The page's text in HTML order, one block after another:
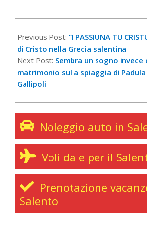
03-
10
Previous Post: “I PASSIUNA TU
di Cristo nella Grecia salentina
Next Post: Sembra un sogno invece
matrimonio sulla spiaggia di Padula
Gallipoli
Noleggio auto in
Voli da e per il
Prenotazione
Salento